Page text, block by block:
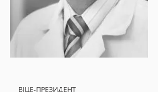
ВІЦЕ-ПРЕЗИДЕНТ